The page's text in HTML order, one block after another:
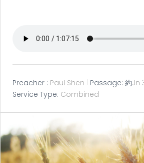
Preacher : Paul Shen Passage: 約Jn
Service Type: Combined